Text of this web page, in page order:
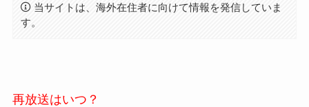
当サイトは、海外在住者に向けて情報を発信していま
す。
再放送はいつ？